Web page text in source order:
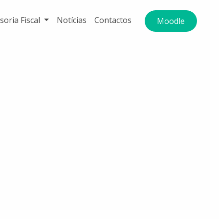
Fiscal Notícias Contactos Moodle